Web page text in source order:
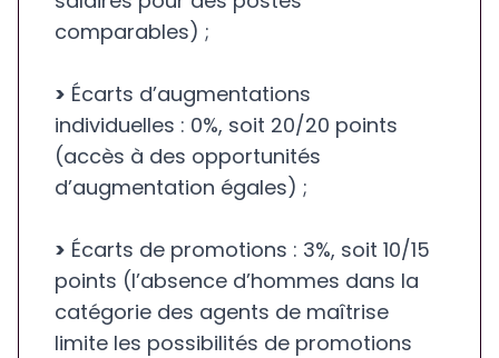
comparables) ;
> Écarts d’augmentations
individuelles : 0%, soit 20/20 points
(accès à des opportunités
d’augmentation égales) ;
> Écarts de promotions : 3%, soit 10/15
points (l’absence d’hommes dans la
catégorie des agents de maîtrise
limite les possibilités de promotions